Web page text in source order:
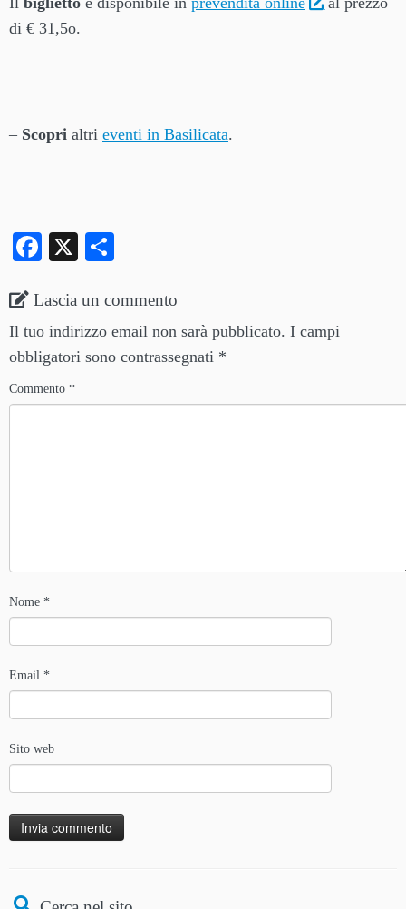
di € 31,5o.
– Scopri altri eventi in Basilicata.
Fa
bo
ok
X
di
vi
di
Lascia un commento
Il tuo indirizzo email non sarà pubblicato. I campi
obbligatori sono contrassegnati *
Commento *
Nome *
Email *
Sito web